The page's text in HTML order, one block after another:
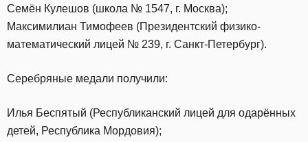
Семён Кулешов (школа № 1547, г. Москва);
Максимилиан Тимофеев (Президентский физико-
математический лицей № 239, г. Санкт-Петербург).
Серебряные медали получили:
Илья Беспятый (Республиканский лицей для одарённых
детей, Республика Мордовия);